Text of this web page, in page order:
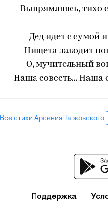
Выпрямляясь, тихо
Дед идет с сумой и
Нищета заводит
О, мучительный
Наша совесть... Наша
Все стихи Арсения Тарковского
Поддержка